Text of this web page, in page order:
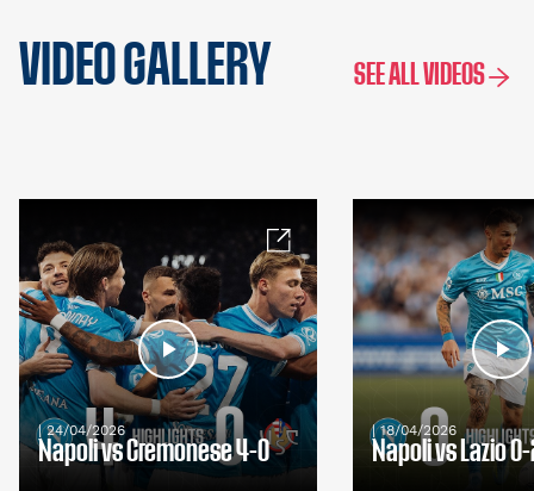
VIDEO GALLERY SEE ALL VIDEOS
| 24/04/2026
Napoli vs Cremonese 4-0
| 18/04/2026
Napoli vs Lazio